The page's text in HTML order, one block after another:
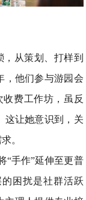
从策划、打样到
，他们参与游园会
费工作坊，虽反
这让她意识到，关
。
“手作”延伸至更普
困扰是社群活跃